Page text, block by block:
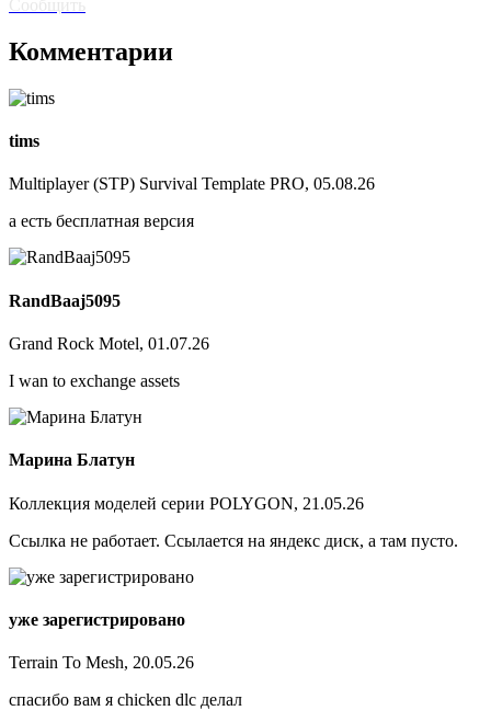
Сообщить
Комментарии
tims
Multiplayer (STP) Survival Template PRO, 05.08.26
а есть бесплатная версия
RandBaaj5095
Grand Rock Motel, 01.07.26
I wan to exchange assets
Марина Блатун
Коллекция моделей серии POLYGON, 21.05.26
Ссылка не работает. Ссылается на яндекс диск, а там пусто.
уже зарегистрировано
Terrain To Mesh, 20.05.26
спасибо вам я chicken dlc делал